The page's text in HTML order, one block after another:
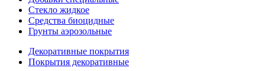
Стекло жидкое
Средства биоцидные
Грунты аэрозольные
Декоративные покрытия
Покрытия декоративные